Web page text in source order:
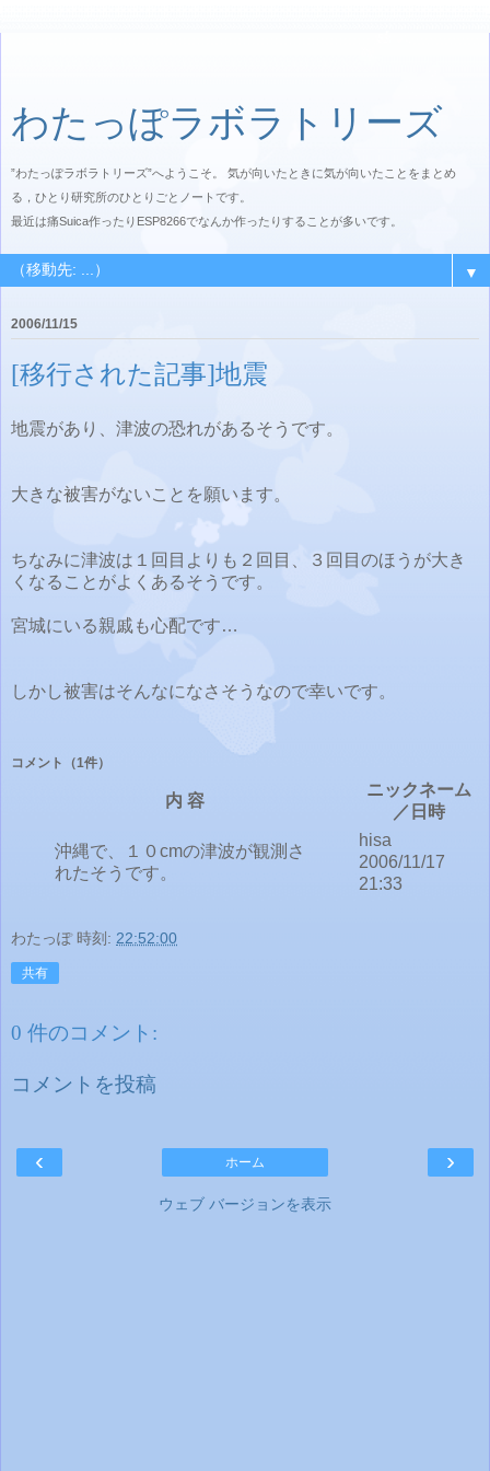
わたっぽラボラトリーズ
”わたっぽラボラトリーズ”へようこそ。 気が向いたときに気が向いたことをまとめ
る，ひとり研究所のひとりごとノートです。
最近は痛Suica作ったりESP8266でなんか作ったりすることが多いです。
▼
2006/11/15
[移行された記事]地震
地震があり、津波の恐れがあるそうです。
大きな被害がないことを願います。
ちなみに津波は１回目よりも２回目、３回目のほうが大き
くなることがよくあるそうです。
宮城にいる親戚も心配です…
しかし被害はそんなになさそうなので幸いです。
コメント （1件）
内 容
ニックネーム
／日時
沖縄で、１０cmの津波が観測さ
れたそうです。
hisa
2006/11/17
21:33
わたっぽ 時刻: 22:52:00
共有
0 件のコメント:
コメントを投稿
‹ ›
ホーム
ウェブ バージョンを表示